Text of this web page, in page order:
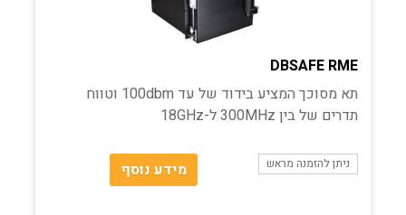
DBSAFE RME
תא מסוכך המציע בידוד של עד 100dbm וטווח
תדרים של בין 300MHz ל-18GHz
ניתן להזמנה מראש מידע נוסף